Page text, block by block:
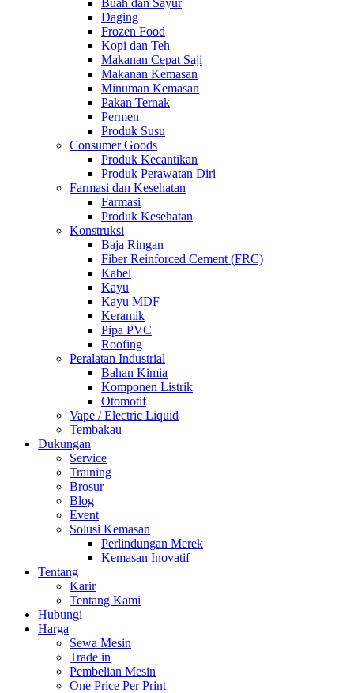
Buah dan Sayur
Daging
Frozen Food
Kopi dan Teh
Makanan Cepat Saji
Makanan Kemasan
Minuman Kemasan
Pakan Ternak
Permen
Produk Susu
Consumer Goods
Produk Kecantikan
Produk Perawatan Diri
Farmasi dan Kesehatan
Farmasi
Produk Kesehatan
Konstruksi
Baja Ringan
Fiber Reinforced Cement (FRC)
Kabel
Kayu
Kayu MDF
Keramik
Pipa PVC
Roofing
Peralatan Industrial
Bahan Kimia
Komponen Listrik
Otomotif
Vape / Electric Liquid
Tembakau
Dukungan
Service
Training
Brosur
Blog
Event
Solusi Kemasan
Perlindungan Merek
Kemasan Inovatif
Tentang
Karir
Tentang Kami
Hubungi
Harga
Sewa Mesin
Trade in
Pembelian Mesin
One Price Per Print